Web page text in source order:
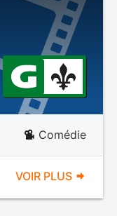
Comédie
VOIR PLUS